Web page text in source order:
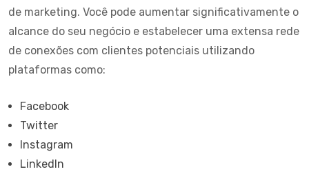
de marketing. Você pode aumentar significativamente o
alcance do seu negócio e estabelecer uma extensa rede
de conexões com clientes potenciais utilizando
plataformas como:
Facebook
Twitter
Instagram
LinkedIn